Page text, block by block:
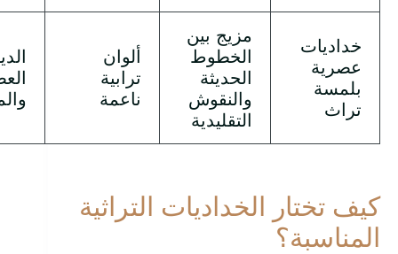
خداديات
عصرية
بلمسة
تراث
مزيج بين
الخطوط
الحديثة
والنقوش
التقليدية
ألوان
ترابية
ناعمة
كيف تختار الخداديات التراثية
المناسبة؟